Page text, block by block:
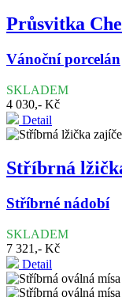
Průsvitka
Vánoční porcelán
SKLADEM
4 030,- Kč
Detail
Stříbrná
Stříbrné nádobí
SKLADEM
7 321,- Kč
Detail